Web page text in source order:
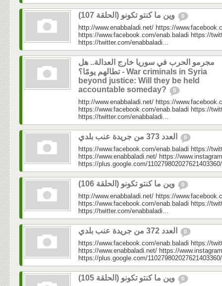
0
http://www.enabbaladi.net/ https://
https://www.facebook.com/enab.baladi https://
https://twitter.com/enabbaladi...
مجرمو الحرب في سوريا خارج العدالة.. هل
تطالهم يومًا؟ - War criminals in Syria
beyond justice: Will they be held
accountable someday?
0
http://www.enabbaladi.net/ https://
https://www.facebook.com/enab.baladi https://
https://twitter.com/enabbaladi...
0
https://www.facebook.com/enab.baladi https://
https://www.enabbaladi.net/ https://
https://plus.google.com/
0
http://www.enabbaladi.net/ https://
https://www.facebook.com/enab.baladi https://
https://twitter.com/enabbaladi...
0
https://www.facebook.com/enab.baladi https://
https://www.enabbaladi.net/ https://
https://plus.google.com/
0